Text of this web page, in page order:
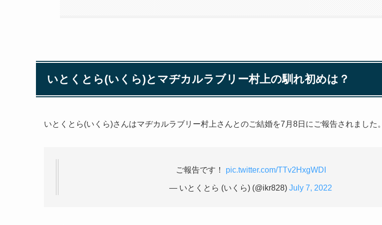
いとくとら(いくら)とマヂカルラブリー村上の馴れ初めは？
いとくとら(いくら)さんはマヂカルラブリー村上さんとのご結婚を7月8日にご報告されました。
ご報告です！ pic.twitter.com/TTv2HxgWDI
— いとくとら (いくら) (@ikr828) July 7, 2022